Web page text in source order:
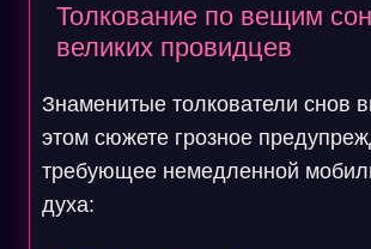
Толкование по вещим
великих провидцев
Знаменитые толкователи снов
этом сюжете грозное
требующее немедленной
духа: